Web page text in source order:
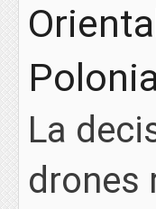
La
drones